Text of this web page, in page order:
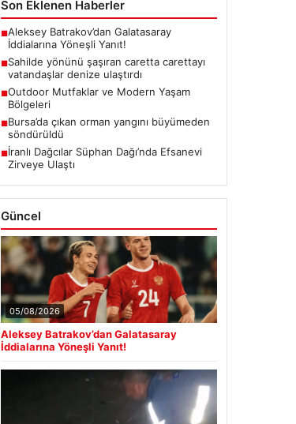
Son Eklenen Haberler
■Aleksey Batrakov’dan Galatasaray
İddialarına Yöneşli Yanıt!
■Sahilde yönünü şaşıran caretta carettayı
vatandaşlar denize ulaştırdı
■Outdoor Mutfaklar ve Modern Yaşam
Bölgeleri
■Bursa’da çıkan orman yangını büyümeden
söndürüldü
■İranlı Dağcılar Süphan Dağı’nda Efsanevi
Zirveye Ulaştı
Güncel
05/08/2026
Aleksey Batrakov’dan Galatasaray
İddialarına Yöneşli Yanıt!